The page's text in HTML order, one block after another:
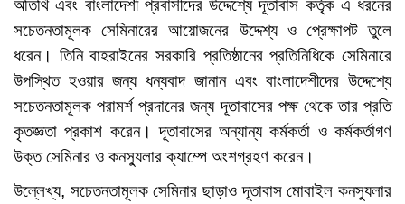
অতিথি এবং বাংলাদেশী প্রবাসীদের উদ্দেশ্যে দূতাবাস কর্তৃক এ ধরনের
সচেতনতামূলক সেমিনারের আয়োজনের উদ্দেশ্য ও প্রেক্ষাপট তুলে
ধরেন। তিনি বাহরাইনের সরকারি প্রতিষ্ঠানের প্রতিনিধিকে সেমিনারে
উপস্থিত হওয়ার জন্য ধন্যবাদ জানান এবং বাংলাদেশীদের উদ্দেশ্যে
সচেতনতামূলক পরামর্শ প্রদানের জন্য দূতাবাসের পক্ষ থেকে তার প্রতি
কৃতজ্ঞতা প্রকাশ করেন। দূতাবাসের অন্যান্য কর্মকর্তা ও কর্মকর্তাগণ
উক্ত সেমিনার ও কনস্যুলার ক্যাম্পে অংশগ্রহণ করেন।
উল্লেখ্য, সচেতনতামূলক সেমিনার ছাড়াও দূতাবাস মোবাইল কনস্যুলার